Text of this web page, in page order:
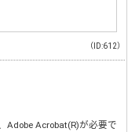
（ID:612）
Adobe Acrobat(R)が必要で